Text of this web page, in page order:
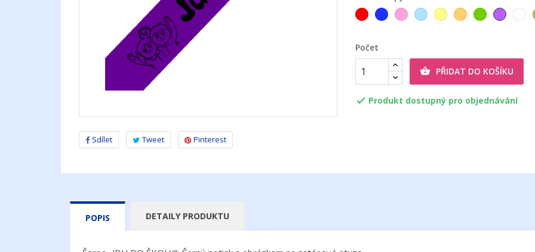
Sdílet Tweet Pinterest
ČervenáTmavěmodrá
RůžováSvětlemodrá
ŽlutáOranžová
ZelenáFialová
Počet
 PŘIDAT DO KOŠÍKU
 Produkt dostupný pro objednávání
POPIS DETAILY PRODUKTU